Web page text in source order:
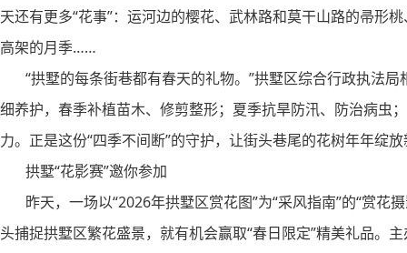
天还有更多“花事”：运河边的樱花、武林路和莫干山路的帚形
高架的月季……
“拱墅的每条街巷都有春天的礼物。”拱墅区综合行政执法局
细养护，春季补植苗木、修剪整形；夏季抗旱防汛、防治病虫
力。正是这份“四季不间断”的守护，让街头巷尾的花树年年绽
拱墅“花影赛”邀你参加
昨天，一场以“2026年拱墅区赏花图”为“采风指南”的“赏花
头捕捉拱墅区繁花盛景，就有机会赢取“春日限定”精美礼品。